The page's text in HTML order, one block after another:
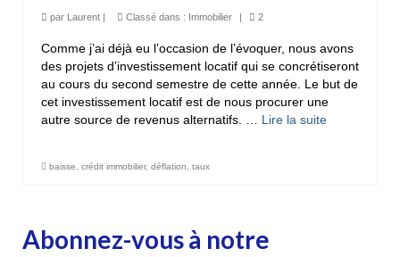
par Laurent Classé dans : Immobilier 2
Comme j’ai déjà eu l’occasion de l’évoquer, nous avons
des projets d’investissement locatif qui se concrétiseront
au cours du second semestre de cette année. Le but de
cet investissement locatif est de nous procurer une
autre source de revenus alternatifs. … Lire la suite­­
baisse, crédit immobilier, déflation, taux
Abonnez-vous à notre